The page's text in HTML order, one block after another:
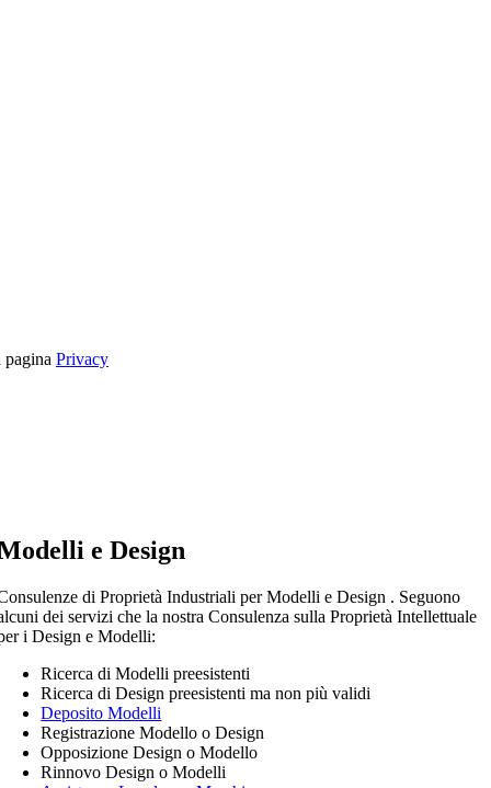
pagina Privacy
e Design
di Proprietà Industriali per Modelli e Design . Seguono
dei servizi che la nostra Consulenza sulla Proprietà Intellettuale
i Design e Modelli:
Ricerca di Modelli preesistenti
Ricerca di Design preesistenti ma non più validi
Deposito Modelli
Registrazione Modello o Design
Opposizione Design o Modello
Rinnovo Design o Modelli